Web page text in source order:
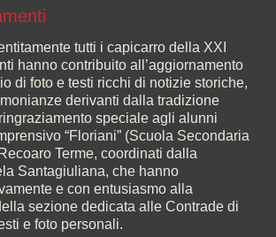
tutti i capicarro della XXI
hanno contribuito all’aggiornamento
di foto e testi ricchi di notizie storiche,
derivanti dalla tradizione
speciale agli alunni
“Floriani” (Scuola Secondaria
Terme, coordinati dalla
Santagiuliana, che hanno
e con entusiasmo alla
sezione dedicata alle Contrade di
e foto personali.